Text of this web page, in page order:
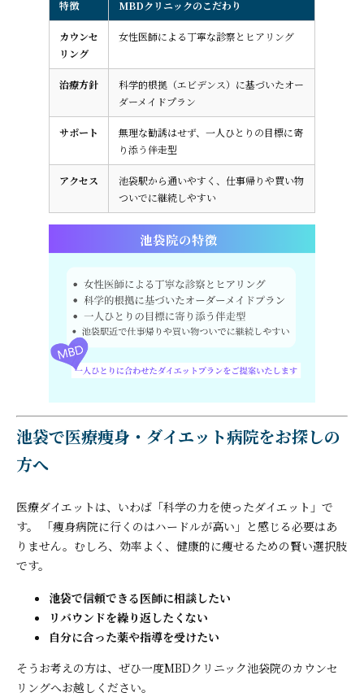
特徴 MBDクリニックのこだわり
カウンセ
リング
女性医師による丁寧な診察とヒアリング
治療方針
科学的根拠（エビデンス）に基づいたオー
ダーメイドプラン
サポート
無理な勧誘はせず、一人ひとりの目標に寄
り添う伴走型
アクセス
池袋駅から通いやすく、仕事帰りや買い物
ついでに継続しやすい
池袋で医療痩身・ダイエット病院をお探しの
方へ
医療ダイエットは、いわば「科学の力を使ったダイエット」で
す。 「痩身病院に行くのはハードルが高い」と感じる必要はあ
りません。むしろ、効率よく、健康的に痩せるための賢い選択肢
です。
池袋で信頼できる医師に相談したい
リバウンドを繰り返したくない
自分に合った薬や指導を受けたい
そうお考えの方は、ぜひ一度MBDクリニック池袋院のカウンセ
リングへお越しください。